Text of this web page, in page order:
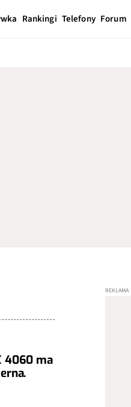
Rankingi Telefony Forum
4060 ma